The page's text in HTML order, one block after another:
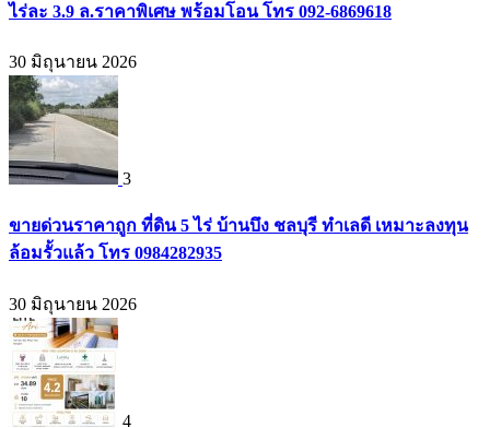
ไร่ละ 3.9 ล.ราคาพิเศษ พร้อมโอน โทร 092-6869618
30 มิถุนายน 2026
3
ขายด่วนราคาถูก ที่ดิน 5 ไร่ บ้านบึง ชลบุรี ทำเลดี เหมาะลงทุน
ล้อมรั้วแล้ว โทร 0984282935
30 มิถุนายน 2026
4